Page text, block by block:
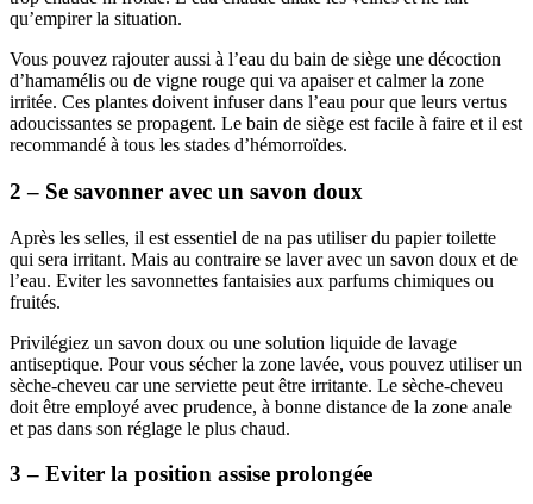
qu’empirer la situation.
Vous pouvez rajouter aussi à l’eau du bain de siège une décoction
d’hamamélis ou de vigne rouge qui va apaiser et calmer la zone
irritée. Ces plantes doivent infuser dans l’eau pour que leurs vertus
adoucissantes se propagent. Le bain de siège est facile à faire et il est
recommandé à tous les stades d’hémorroïdes.
2 – Se savonner avec un savon doux
Après les selles, il est essentiel de na pas utiliser du papier toilette
qui sera irritant. Mais au contraire se laver avec un savon doux et de
l’eau. Eviter les savonnettes fantaisies aux parfums chimiques ou
fruités.
Privilégiez un savon doux ou une solution liquide de lavage
antiseptique. Pour vous sécher la zone lavée, vous pouvez utiliser un
sèche-cheveu car une serviette peut être irritante. Le sèche-cheveu
doit être employé avec prudence, à bonne distance de la zone anale
et pas dans son réglage le plus chaud.
3 – Eviter la position assise prolongée